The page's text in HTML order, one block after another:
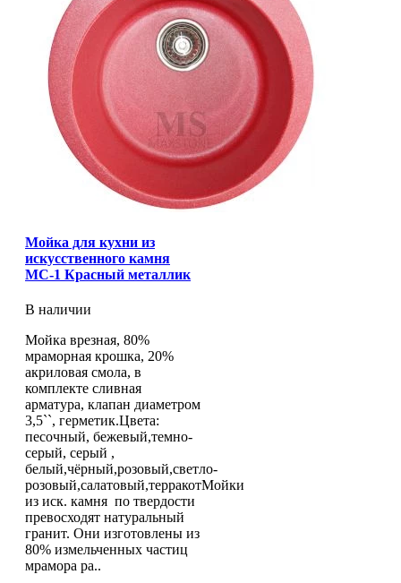
Мойка для кухни из
искусственного камня
МС-1 Красный металлик
В наличии
Мойка врезная, 80%
мраморная крошка, 20%
акриловая смола, в
комплекте сливная
арматура, клапан диаметром
3,5``, герметик.Цвета:
песочный, бежевый,темно-
серый, серый ,
белый,чёрный,розовый,светло-
розовый,салатовый,терракотМойки
из иск. камня по твердости
превосходят натуральный
гранит. Они изготовлены из
80% измельченных частиц
мрамора ра..